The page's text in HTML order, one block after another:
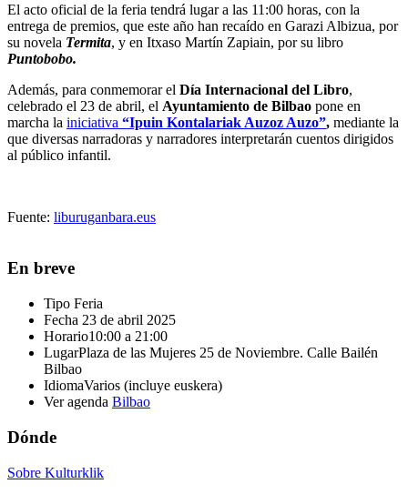
El acto oficial de la feria tendrá lugar a las 11:00 horas, con la
entrega de premios, que este año han recaído en Garazi Albizua, por
su novela Termita, y en Itxaso Martín Zapiain, por su libro
Puntobobo.
Además, para conmemorar el Día Internacional del Libro,
celebrado el 23 de abril, el Ayuntamiento de Bilbao pone en
marcha la iniciativa “Ipuin Kontalariak Auzoz Auzo”, mediante la
que diversas narradoras y narradores interpretarán cuentos dirigidos
al público infantil.
Fuente: liburuganbara.eus
En breve
Tipo Feria
Fecha 23 de abril 2025
Horario10:00 a 21:00
LugarPlaza de las Mujeres 25 de Noviembre. Calle Bailén
Bilbao
IdiomaVarios (incluye euskera)
Ver agenda Bilbao
Dónde
Sobre Kulturklik